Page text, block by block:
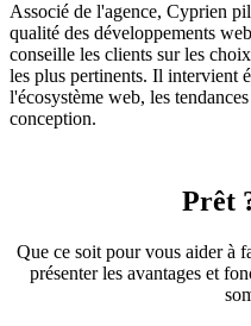
Associé de l'agence, Cyprien
qualité des développements
conseille les clients sur les
les plus pertinents. Il intervient
l'écosystème web, les
conception.
Prêt
Que ce soit pour vous aider à
présenter les avantages et